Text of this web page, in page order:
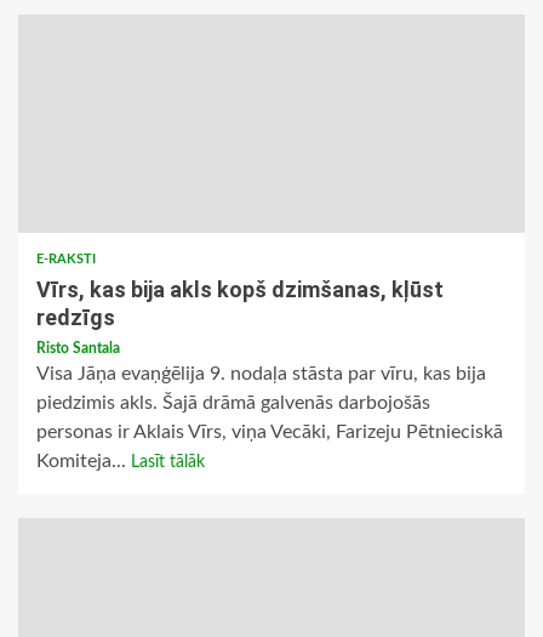
E-RAKSTI
Vīrs, kas bija akls kopš dzimšanas, kļūst
redzīgs
Risto Santala
Visa Jāņa evaņģēlija 9. nodaļa stāsta par vīru, kas bija
piedzimis akls. Šajā drāmā galvenās darbojošās
personas ir Aklais Vīrs, viņa Vecāki, Farizeju Pētnieciskā
Komiteja... Lasīt tālāk